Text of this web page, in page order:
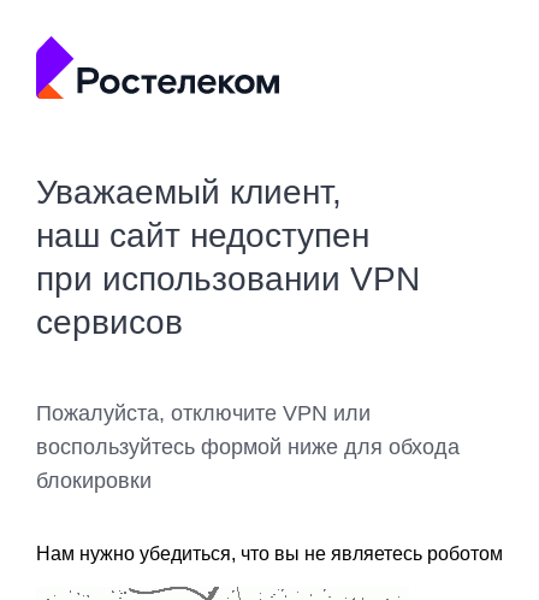
Уважаемый клиент,
наш сайт недоступен
при использовании VPN
сервисов
Пожалуйста, отключите VPN или
воспользуйтесь формой ниже для обхода
блокировки
Нам нужно убедиться, что вы не являетесь роботом